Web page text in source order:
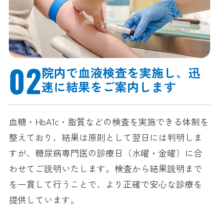
02院内で血液検査を実施し、 迅
速に結果をご案内します
血糖・HbA1c・脂質などの検査を実施できる体制を
整えており、結果は原則として翌日には判明しま
すが、糖尿病専門医の診療日（水曜・金曜）に合
わせてご説明いたします。検査から結果説明まで
を一貫して行うことで、より正確で安心な診療を
提供しています。